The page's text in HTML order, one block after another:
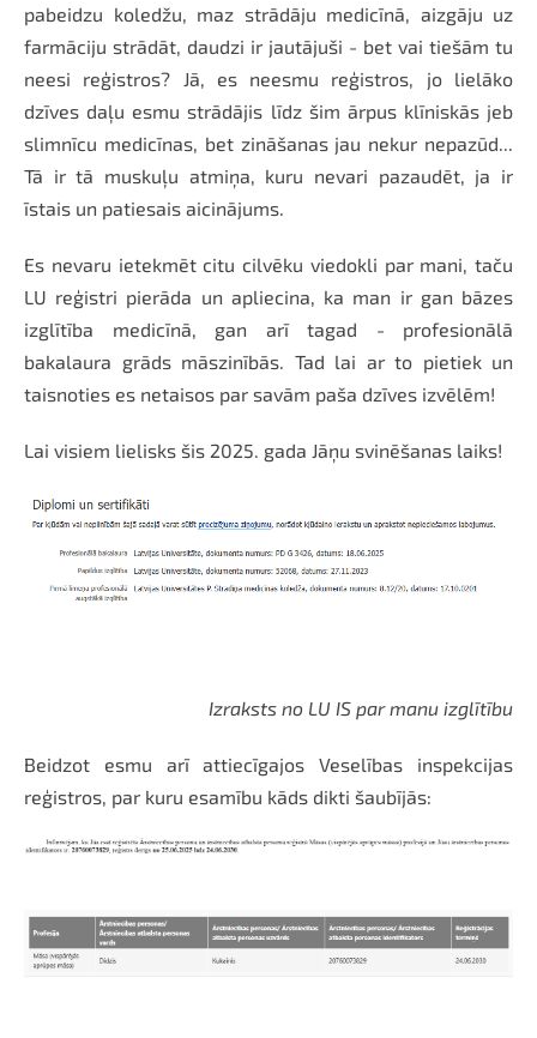
pabeidzu koledžu, maz strādāju medicīnā, aizgāju uz
farmāciju strādāt, daudzi ir jautājuši - bet vai tiešām tu
neesi reģistros? Jā, es neesmu reģistros, jo lielāko
dzīves daļu esmu strādājis līdz šim ārpus klīniskās jeb
slimnīcu medicīnas, bet zināšanas jau nekur nepazūd...
Tā ir tā muskuļu atmiņa, kuru nevari pazaudēt, ja ir
īstais un patiesais aicinājums.
Es nevaru ietekmēt citu cilvēku viedokli par mani, taču
LU reģistri pierāda un apliecina, ka man ir gan bāzes
izglītība medicīnā, gan arī tagad - profesionālā
bakalaura grāds māszinībās. Tad lai ar to pietiek un
taisnoties es netaisos par savām paša dzīves izvēlēm!
Lai visiem lielisks šis 2025. gada Jāņu svinēšanas laiks!
Izraksts no LU IS par manu izglītību
Beidzot esmu arī attiecīgajos Veselības inspekcijas
reģistros, par kuru esamību kāds dikti šaubījās: